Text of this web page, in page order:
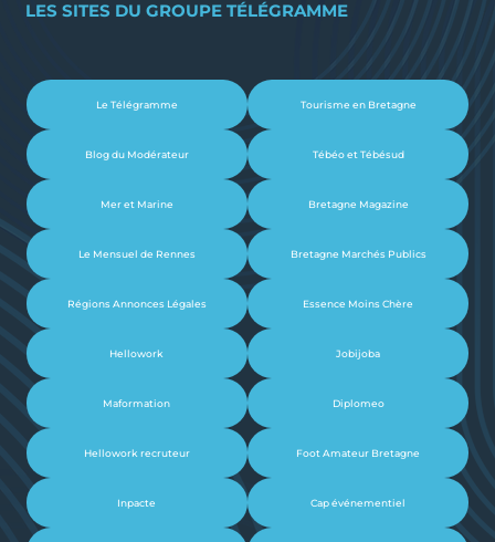
LES SITES DU GROUPE TÉLÉGRAMME
Le Télégramme Tourisme en Bretagne
Blog du Modérateur Tébéo et Tébésud
Mer et Marine Bretagne Magazine
Le Mensuel de Rennes Bretagne Marchés Publics
Régions Annonces Légales Essence Moins Chère
Hellowork Jobijoba
Maformation Diplomeo
Hellowork recruteur Foot Amateur Bretagne
Inpacte Cap événementiel